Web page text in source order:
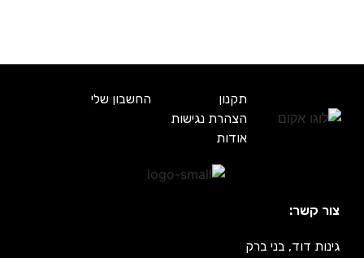
תקנון
החשבון שלי
הצהרת נגישות
אודות
צור קשר:
גינות דוד, בני ברק